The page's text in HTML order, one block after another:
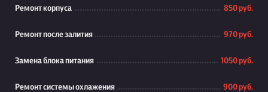
Ремонт корпуса 850 руб.
Ремонт после залития 970 руб.
Замена блока питания 1050 руб.
Ремонт системы охлажения 900 руб.